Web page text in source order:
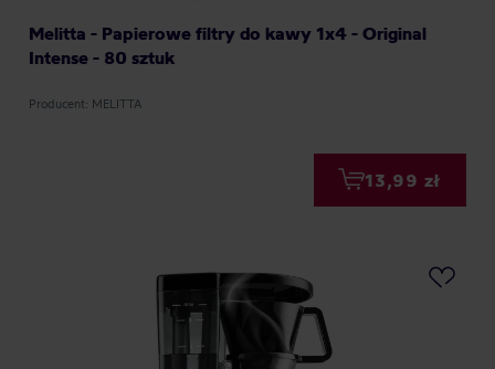
Melitta - Papierowe filtry do kawy 1x4 - Original
Intense - 80 sztuk
Producent: MELITTA
13,99 zł